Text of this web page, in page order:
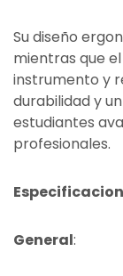
Su diseño
mientras que
instrumento y
durabilidad y
estudiantes
profesionales.
General: